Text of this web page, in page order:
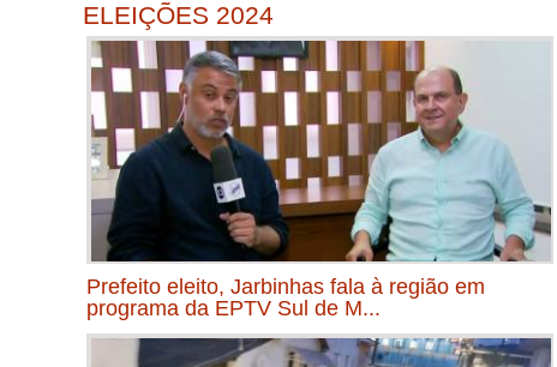
ELEIÇÕES 2024
Prefeito eleito, Jarbinhas fala à região em
programa da EPTV Sul de M...